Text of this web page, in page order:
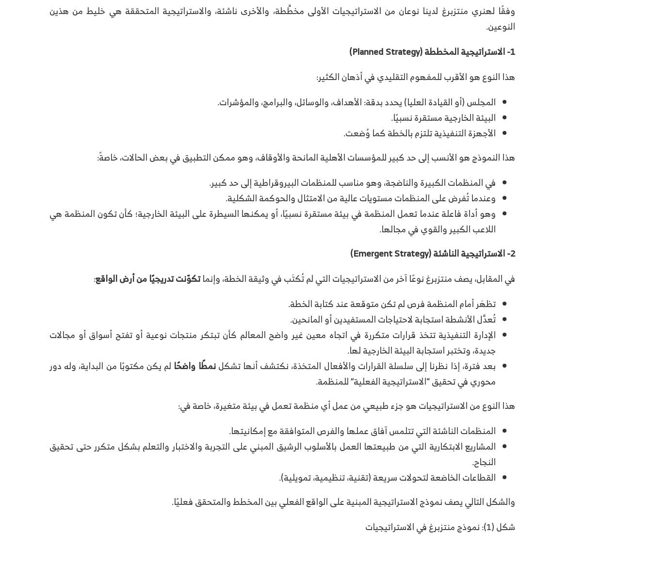
وفقًا لهنري منتزبرغ لدينا نوعان من الاستراتيجيات الأولى مخطَّطة، والأخرى ناشئة، والاستراتيجية المتحققة هي خليط من هذين
النوعين.
1- الاستراتيجية المخططة(Planned Strategy)
هذا النوع هو الأقرب للمفهوم التقليدي في أذهان الكثير:
المجلس (أو القيادة العليا) يحدد بدقة: الأهداف، والوسائل، والبرامج، والمؤشرات.
البيئة الخارجية مستقرة نسبيًا.
الأجهزة التنفيذية تلتزم بالخطة كما وُضعت.
هذا النموذج هو الأنسب إلى حد كبير للمؤسسات الأهلية المانحة والأوقاف، وهو ممكن التطبيق في بعض الحالات، خاصةً:
في المنظمات الكبيرة والناضجة، وهو مناسب للمنظمات البيروقراطية إلى حد كبير.
وعندما تُفرض على المنظمات مستويات عالية من الامتثال والحوكمة الشكلية.
وهو أداة فاعلة عندما تعمل المنظمة في بيئة مستقرة نسبيًا، أو يمكنها السيطرة على البيئة الخارجية؛ كأن تكون المنظمة هي
اللاعب الكبير والقوي في مجالها.
2- الاستراتيجية الناشئة
(Emergent Strategy)
في المقابل، يصف منتزبرغ نوعًا آخر من الاستراتيجيات التي لم تُكتَب في وثيقة الخطة، وإنماتكوّنت تدريجيًا من أرض الواقع:
تظهَر أمام المنظمة فرص لم تكن متوقعة عند كتابة الخطة.
تُعدَّل الأنشطة استجابة لاحتياجات المستفيدين أو المانحين.
الإدارة التنفيذية تتخذ قرارات متكررة في اتجاه معين غير واضح المعالم كأن تبتكر منتجات نوعية أو تفتح أسواق أو مجالات
جديدة، وتختبر استجابة البيئة الخارجية لها.
بعد فترة، إذا نظرنا إلى سلسلة القرارات والأفعال المتخذة، نكتشف أنها تشكلنمطًا واضحًا لم يكن مكتوبًا من البداية، وله دور
محوري في تحقيق “الاستراتيجية الفعلية” للمنظمة.
هذا النوع من الاستراتيجيات هو جزء طبيعي من عمل أي منظمة تعمل في بيئة متغيرة، خاصة في:
المنظمات الناشئة التي تتلمس آفاق عملها والفرص المتوافقة مع إمكانيتها.
المشاريع الابتكارية التي من طبيعتها العمل بالأسلوب الرشيق المبني على التجربة والاختبار والتعلم بشكل متكرر حتى تحقيق
النجاح.
القطاعات الخاضعة لتحولات سريعة (تقنية، تنظيمية، تمويلية).
والشكل التالي يصف نموذج الاستراتيجية المبنية على الواقع الفعلي بين المخطط والمتحقق فعليًا.
شكل (1): نموذج منتزبرغ في الاستراتيجيات